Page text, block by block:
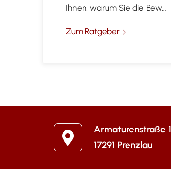
Ihnen, warum Sie die Bew…
Zum Ratgeber
Armaturenstraße 1
17291 Prenzlau